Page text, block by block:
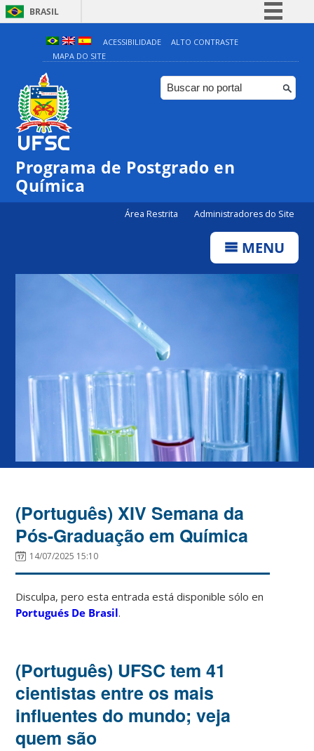
BRASIL
Simplifique!
Comunica BR
Participe
ACESSIBILIDADE
ALTO CONTRASTE
MAPA DO SITE
Programa de Postgrado en
Química
Área Restrita Administradores do Site
MENU
(Português) XIV Semana da
Pós-Graduação em Química
14/07/2025 15:10
Disculpa, pero esta entrada está disponible sólo en
Portugués De Brasil.
(Português) UFSC tem 41
cientistas entre os mais
influentes do mundo; veja
quem são